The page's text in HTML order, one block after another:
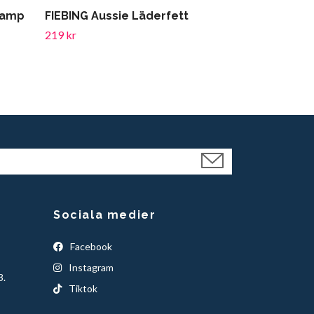
FIEBING Aussie Läderfett
219 kr
Sociala medier
Facebook
Instagram
Tiktok